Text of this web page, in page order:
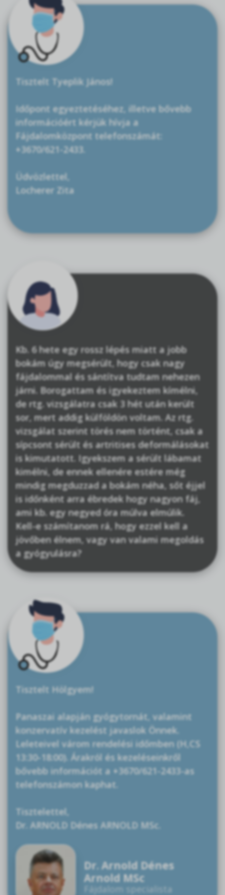
Tisztelt Tyeplik János!
Időpont egyeztetéséhez, illetve bővebb
információért kérjük hívja a
Fájdalomközpont telefonszámát:
+3670/621-2433.
Üdvözlettel,
Locherer Zita
Kb. 6 hete egy rossz lépés miatt a jobb
bokám úgy megsérült, hogy csak nagy
fájdalommal és sántítva tudtam nehezen
járni. Borogattam és igyekeztem kímélni,
de rtg. vizsgálatra csak 3 hét után került
sor, mert addig külföldön voltam. Az rtg.
vizsgálat szerint törés nem történt, csak a
sípcsont sérült és artritises deformálásokat
is kimutatott. Igyekszem a sérült lábamat
kimélni, de ennek ellenére estére még
mindig megduzzad a bokám néha, sőt éjjel
is időnként arra ébredek hogy nagyon fáj,
ami kb. egy negyed óra múlva elmúlik.
Kell-e számítanom rá, hogy ezzel kell a
jövőben élnem, vagy van valami megoldás
a gyógyulásra?
Tisztelt Hölgyem!
Panaszai alapján gyógytornát, valamint
konzervatív kezelést javaslok Önnek.
Leleteivel várom rendelési időmben (H,CS
13:30-18:00). Árakról és kezeléseinkről
bővebb információt a +3670/621-2433-as
telefonszámon kaphat.
Tisztelettel,
Dr. ARNOLD Dénes ARNOLD MSc.
Dr. Arnold Dénes
Arnold MSc
Fájdalom specialista